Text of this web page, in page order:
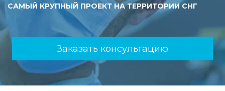
САМЫЙ КРУПНЫЙ ПРОЕКТ НА ТЕРРИТОРИИ СНГ
Заказать консультацию